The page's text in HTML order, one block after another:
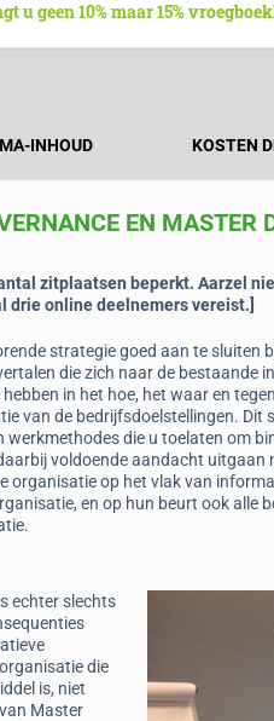
u geen 10% maar 15%
INHOUD KOSTEN
EN MASTER
zitplaatsen beperkt. Aarzel
drie online deelnemers vereist.]
strategie goed aan te sluiten
die zich naar de bestaande
in het hoe, het waar en
van de bedrijfsdoelstellingen. Dit
die u toelaten om
voldoende aandacht uitgaan
organisatie op het vlak van
en op hun beurt ook alle
echter slechts
die
is, niet
Master
veel
“2 intensieve
een ieder die